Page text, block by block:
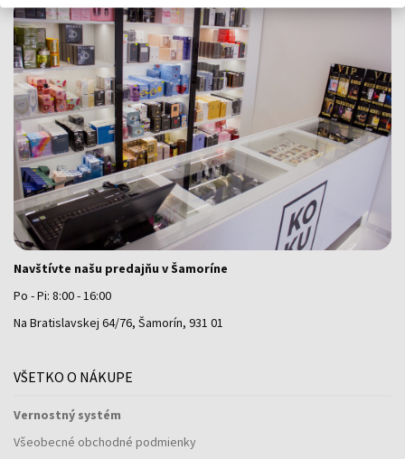
Navštívte našu predajňu v Šamoríne
Po - Pi: 8:00 - 16:00
Na Bratislavskej 64/76, Šamorín, 931 01
VŠETKO O NÁKUPE
Vernostný systém
Všeobecné obchodné podmienky